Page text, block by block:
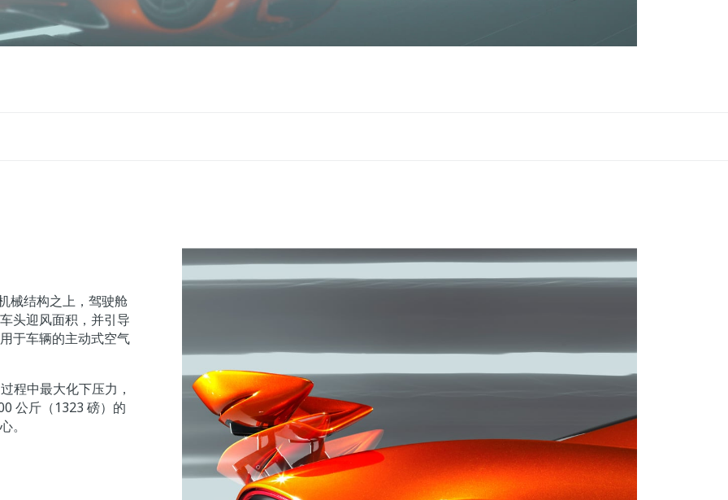
械结构之上，驾驶舱
头迎风面积，并引导
于车辆的主动式空气
程中最大化下压力，
公斤（1323 磅）的
。